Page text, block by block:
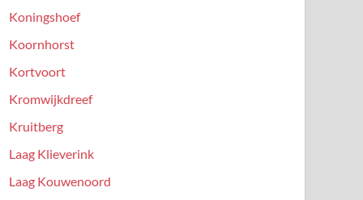
Koningshoef
Koornhorst
Kortvoort
Kromwijkdreef
Kruitberg
Laag Klieverink
Laag Kouwenoord